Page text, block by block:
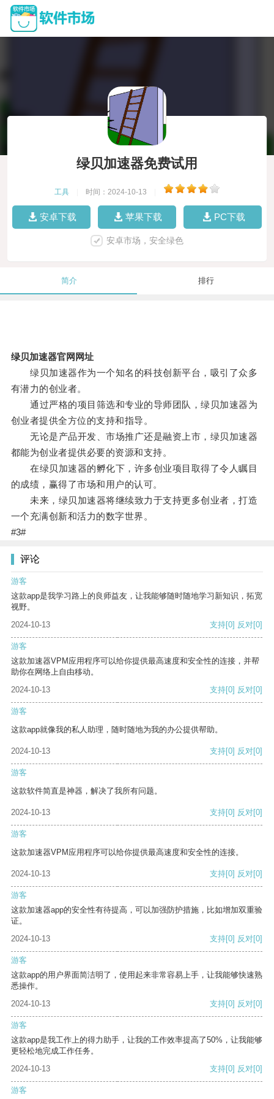
绿贝加速器免费试用
工具 时间：2024-10-13
安卓下载 苹果下载 PC下载
安卓市场，安全绿色
简介 排行
绿贝加速器官网网址
绿贝加速器作为一个知名的科技创新平台，吸引了众多
有潜力的创业者。
通过严格的项目筛选和专业的导师团队，绿贝加速器为
创业者提供全方位的支持和指导。
无论是产品开发、市场推广还是融资上市，绿贝加速器
都能为创业者提供必要的资源和支持。
在绿贝加速器的孵化下，许多创业项目取得了令人瞩目
的成绩，赢得了市场和用户的认可。
未来，绿贝加速器将继续致力于支持更多创业者，打造
一个充满创新和活力的数字世界。
#3#
评论
游客
这款app是我学习路上的良师益友，让我能够随时随地学习新知识，拓宽
视野。
2024-10-13
支持[0] 反对[0]
游客
这款加速器VPM应用程序可以给你提供最高速度和安全性的连接，并帮
助你在网络上自由移动。
2024-10-13
支持[0] 反对[0]
游客
这款app就像我的私人助理，随时随地为我的办公提供帮助。
2024-10-13 支持[0] 反对[0]
游客
这款软件简直是神器，解决了我所有问题。
2024-10-13 支持[0] 反对[0]
游客
这款加速器VPM应用程序可以给你提供最高速度和安全性的连接。
2024-10-13 支持[0] 反对[0]
游客
这款加速器app的安全性有待提高，可以加强防护措施，比如增加双重验
证。
2024-10-13
支持[0] 反对[0]
游客
这款app的用户界面简洁明了，使用起来非常容易上手，让我能够快速熟
悉操作。
2024-10-13
支持[0] 反对[0]
游客
这款app是我工作上的得力助手，让我的工作效率提高了50%，让我能够
更轻松地完成工作任务。
2024-10-13
支持[0] 反对[0]
游客